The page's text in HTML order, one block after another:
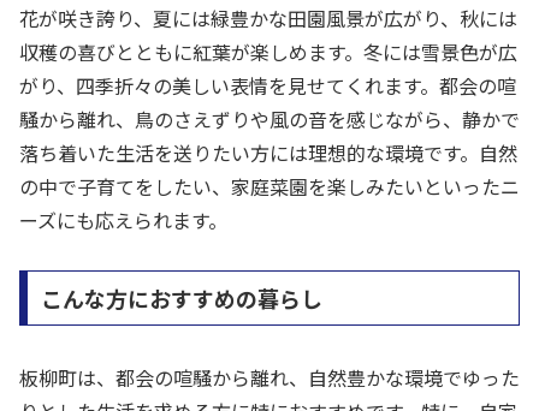
花が咲き誇り、夏には緑豊かな田園風景が広がり、秋には
収穫の喜びとともに紅葉が楽しめます。冬には雪景色が広
がり、四季折々の美しい表情を見せてくれます。都会の喧
騒から離れ、鳥のさえずりや風の音を感じながら、静かで
落ち着いた生活を送りたい方には理想的な環境です。自然
の中で子育てをしたい、家庭菜園を楽しみたいといったニ
ーズにも応えられます。
こんな方におすすめの暮らし
板柳町は、都会の喧騒から離れ、自然豊かな環境でゆった